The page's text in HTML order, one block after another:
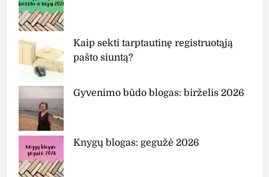
Kaip sekti tarptautinę registruotąją
pašto siuntą?
Gyvenimo būdo blogas: birželis 2026
Knygų blogas: gegužė 2026